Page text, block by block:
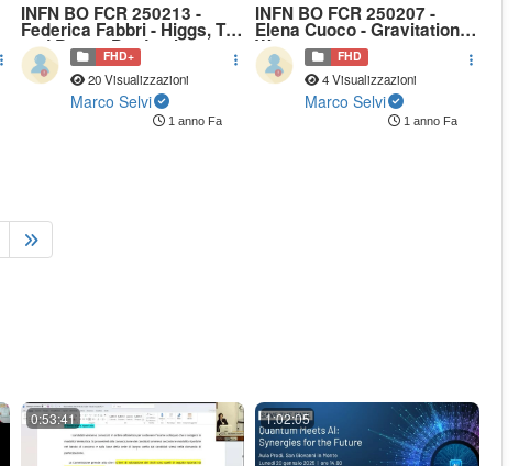
INFN BO FCR 250213 -
Federica Fabbri - Higgs, Top
and Boson Production
FHD+
20 Visualizzazioni
Marco Selvi
1 anno Fa
INFN BO FCR 250207 -
Elena Cuoco - Gravitational
Waves FHD
4 Visualizzazioni
Marco Selvi
1 anno Fa
0:53:41 1:02:05